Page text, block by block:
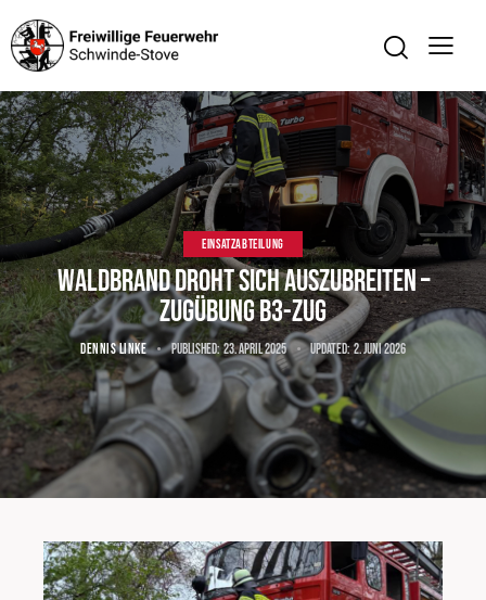
EINSATZABTEILUNG
Waldbrand droht sich auszubreiten –
Zugübung B3-Zug
DENNIS LINKE Published: 23. April 2025 Updated: 2. Juni 2026